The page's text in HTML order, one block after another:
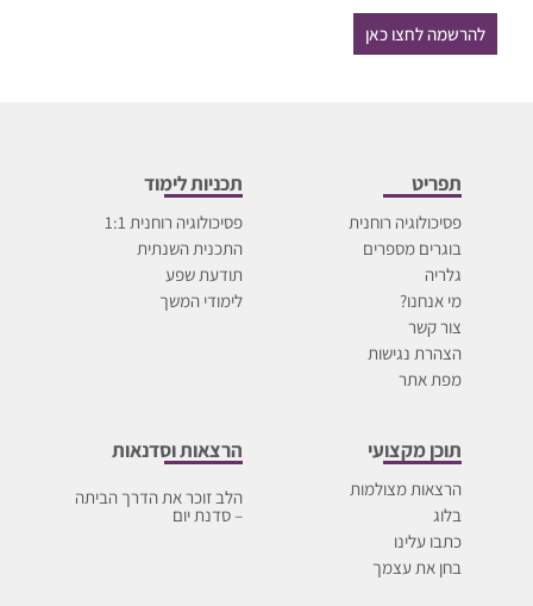
להרשמה לחצו כאן
תפריט
פסיכולוגיה רוחנית
בוגרים מספרים
גלריה
מי אנחנו?
צור קשר
הצהרת נגישות
מפת אתר
תכניות לימוד
פסיכולוגיה רוחנית 1:1
התכנית השנתית
תודעת שפע
לימודי המשך
תוכן מקצועי
הרצאות מצולמות
בלוג
כתבו עלינו
בחן את עצמך
הרצאות וסדנאות
הלב זוכר את הדרך הביתה
– סדנת יום